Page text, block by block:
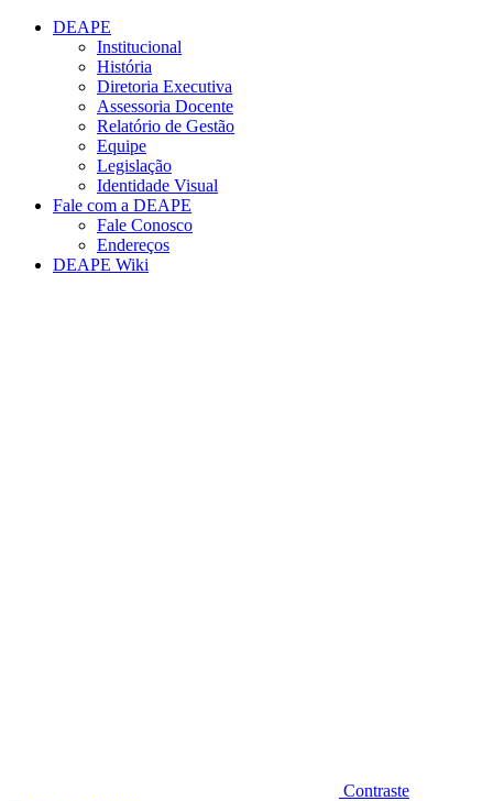
Conteúdo principal
DEAPE
Institucional
História
Diretoria Executiva
Assessoria Docente
Relatório de Gestão
Equipe
Legislação
Identidade Visual
Fale com a DEAPE
Fale Conosco
Endereços
DEAPE Wiki
Contraste